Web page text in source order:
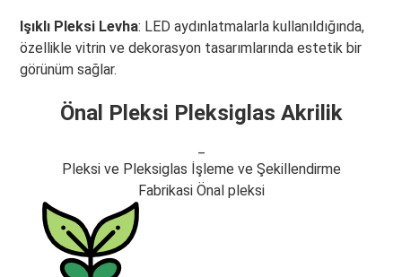
Işıklı Pleksi Levha: LED aydınlatmalarla kullanıldığında,
özellikle vitrin ve dekorasyon tasarımlarında estetik bir
görünüm sağlar.
Önal Pleksi Pleksiglas Akrilik
Pleksi ve Pleksiglas İşleme ve Şekillendirme
Fabrikasi Önal pleksi